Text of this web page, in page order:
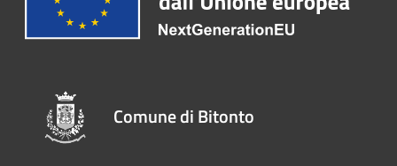
Comune di Bitonto